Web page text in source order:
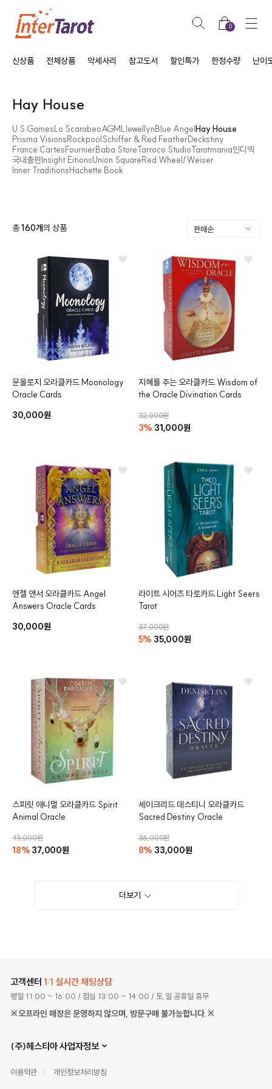
카드
0
신상품 전체상품 악세사리 참고도서 할인특가 한정수량 난이
Hay House
U.S.GamesLo ScarabeoAGMLlewellynBlue AngelHay House
Prisma VisionsRockpoolSchiffer & Red FeatherDeckstiny
France CartesFournierBaba StoreTarroco StudioTarotmania인디덱
국내출판Insight EitionsUnion SquareRed Wheel/Weiser
Inner TraditionsHachette Book
총160개의 상품
문올로지 오라클카드 Moonology
Oracle Cards
30,000원
지혜를 주는 오라클카드Wisdom of
the Oracle Divination Cards
32,000원
3% 31,000원
엔젤 앤서 오라클카드 Angel
Answers Oracle Cards
30,000원
라이트 시어즈 타로카드Light Seers
Tarot
37,000원
5% 35,000원
스피릿 애니멀 오라클카드 Spirit
Animal Oracle
45,000원
18% 37,000원
세이크리드 데스티니 오라클카드
Sacred Destiny Oracle
36,000원
8% 33,000원
더보기
고객센터 1:1 실시간 채팅상담
평일 11:00 ~ 16:00 / 점심 13:00 ~ 14:00 / 토,일 공휴일 휴무
※오프라인 매장은 운영하지 않으며, 방문구매 불가능합니다.※
(주)헤스티아 사업자정보
이용약관 개인정보처리방침